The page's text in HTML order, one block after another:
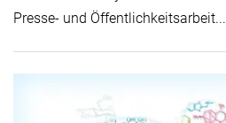
Presse- und Öffentlichkeitsarbeit...